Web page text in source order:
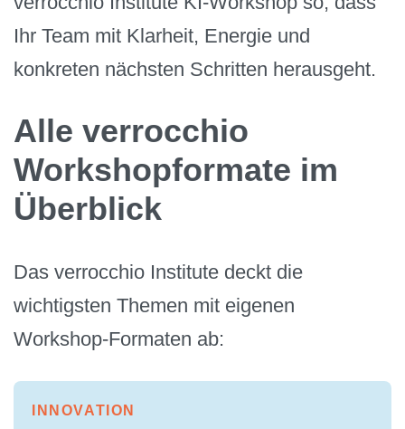
Ihr Team mit Klarheit, Energie und
konkreten nächsten Schritten herausgeht.
Alle verrocchio
Workshopformate im
Überblick
Das verrocchio Institute deckt die
wichtigsten Themen mit eigenen
Workshop-Formaten ab:
INNOVATION